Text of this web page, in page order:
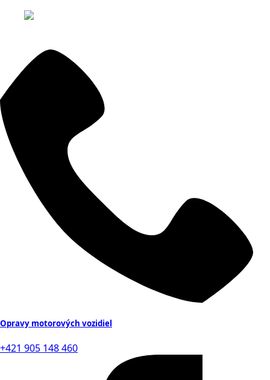
Opravy motorových vozidiel
+421 905 148 460